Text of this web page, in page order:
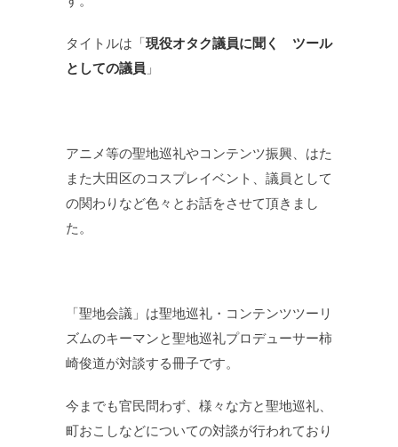
タイトルは「現役オタク議員に聞く ツール
としての議員 」
アニメ等の聖地巡礼やコンテンツ振興、はた
また大田区のコスプレイベント、議員として
の関わりなど色々とお話をさせて頂きまし
た。
「聖地会議」は聖地巡礼・コンテンツツーリ
ズムのキーマンと聖地巡礼プロデューサー柿
崎俊道が対談する冊子です。
今までも官民問わず、様々な方と聖地巡礼、
町おこしなどについての対談が行われており